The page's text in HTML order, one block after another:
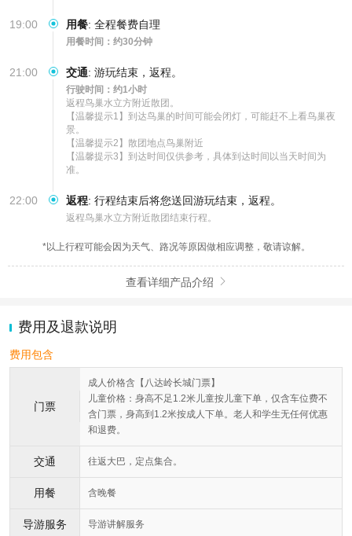
19:00 用餐: 全程餐费自理
用餐时间：约30分钟
21:00 交通: 游玩结束，返程。
行驶时间：约1小时
返程鸟巢水立方附近散团。
【温馨提示1】到达鸟巢的时间可能会闭灯，可能赶不上看鸟巢夜
景。
【温馨提示2】散团地点鸟巢附近
【温馨提示3】到达时间仅供参考，具体到达时间以当天时间为
准。
22:00 返程: 行程结束后将您送回游玩结束，返程。
返程鸟巢水立方附近散团结束行程。
*以上行程可能会因为天气、路况等原因做相应调整，敬请谅解。
查看详细产品介绍 
费用及退款说明
费用包含
门票
成人价格含【八达岭长城门票】
儿童价格：身高不足1.2米儿童按儿童下单，仅含车位费不
含门票，身高到1.2米按成人下单。老人和学生无任何优惠
和退费。
交通 往返大巴，定点集合。
用餐 含晚餐
导游服务 导游讲解服务